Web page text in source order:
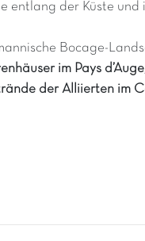
entlang der Küste und
Bocage-
im Pays
der Alliierten im